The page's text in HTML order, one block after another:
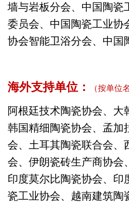
墙与岩板分会、中国陶瓷
委员会、中国陶瓷工业协
协会智能卫浴分会、中国
海外支持单位 ： （按单位
阿根廷技术陶瓷协会、大
韩国精细陶瓷协会、孟加
会、土耳其陶瓷联合会、
会、伊朗瓷砖生产商协会
印度莫尔比陶瓷协会、印
瓷工业协会、越南建筑陶